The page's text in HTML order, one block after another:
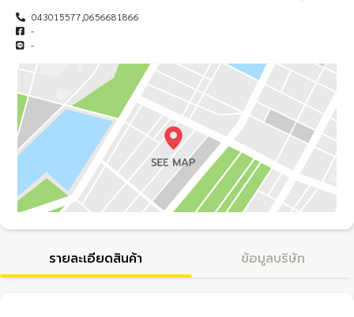
043015577,0656681866
-
-
รายละเอียดสินค้า ข้อมูลบริษัท